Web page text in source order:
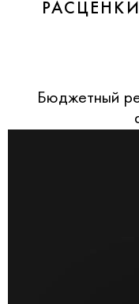
Бюджетный